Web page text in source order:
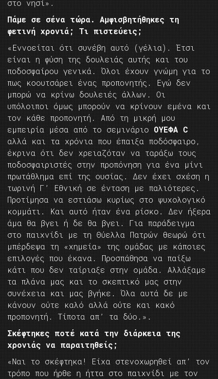
στο νησί».
Πάμε σε σένα τώρα. Αμφισβητήθηκες τη
φετινή χρονιά; Τι πιστεύεις;
«Εννοείται ότι συνέβη αυτό (γέλια). Έτσι
είναι η φύση της δουλειάς αυτής και του
ποδοσφαίρου γενικά. Όλοι έχουν γνώμη για το
πως κοουτσάρει ένας προπονητής. Εγώ δεν
μπορώ να κρίνω δουλειές άλλων. Οι
υπόλοιποι όμως μπορούν να κρίνουν εμένα και
τον κάθε προπονητή. Από τη μικρή μου
εμπειρία μέσα από το σεμινάριο ΟΥΕΦΑ C
αλλά και τα χρόνια που έπαιξα ποδόσφαιρο,
έκρινα ότι δεν χρειαζόταν να ταράξω τους
ποδοσφαιριστές στην προπόνηση για ένα μίνι
πρωτάθλημα επί της ουσίας. Δεν έχει σχέση η
τωρινή Γ’ Εθνική σε ένταση με παλιότερες.
Προτίμησα να εστιάσω κυρίως στο ψυχολογικό
κομμάτι. Και αυτό ήταν ένα ρίσκο. Δεν ήξερα
άμα θα βγει ή δε θα βγει. Για παράδειγμα
στο παιχνίδι με τη Θύελλα Πατρών θεωρώ ότι
μπέρδεψα τη «χημεία» της ομάδας με κάποιες
επιλογές που έκανα. Προσπάθησα να παίξω
κάτι που δεν ταίριαξε στην ομάδα. Αλλάξαμε
τα πλάνα μας και το σκεπτικό μας στην
συνέχεια και μας βγήκε. Όλα αυτά δε με
κάνουν ούτε καλό αλλά ούτε και κακό
προπονητή. Τίποτα απ’ τα δύο.».
Σκέφτηκες ποτέ κατά την διάρκεια της
χρονιάς να παραιτηθείς;
«Ναι το σκέφτηκα! Είχα στενοχωρηθεί απ’ τον
τρόπο που ήρθε η ήττα στο παιχνίδι με τον